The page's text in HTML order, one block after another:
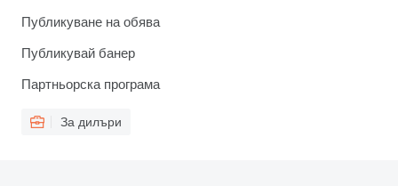
Публикуване на обява
Публикувай банер
Партньорска програма
За дилъри